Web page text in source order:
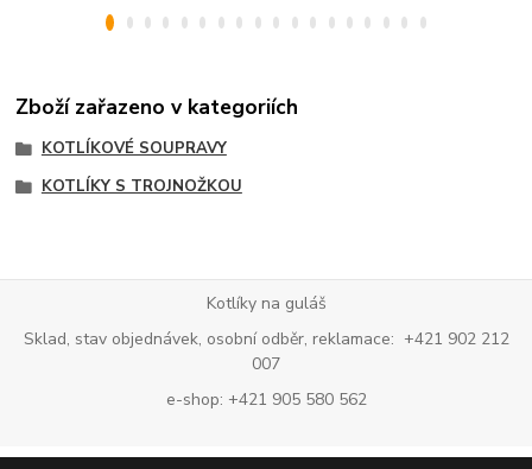
Zboží zařazeno v kategoriích
KOTLÍKOVÉ SOUPRAVY
KOTLÍKY S TROJNOŽKOU
Kotlíky na guláš
Sklad, stav objednávek, osobní odběr, reklamace: +421 902 212
007
e-shop: +421 905 580 562